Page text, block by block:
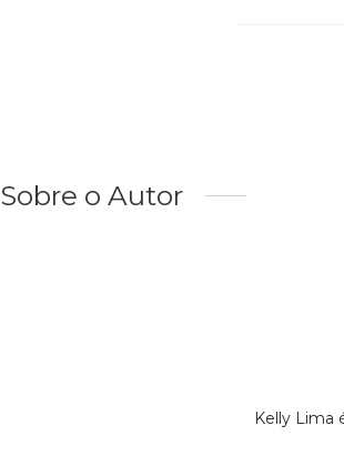
Sobre o Autor
Kelly Lima